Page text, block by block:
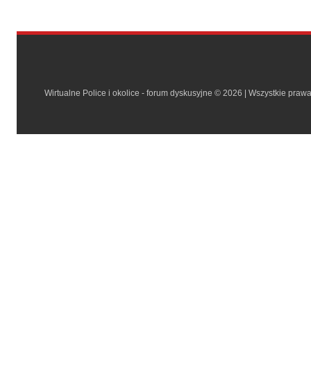
Wirtualne Police i okolice - forum dyskusyjne © 2026 | Wszystkie